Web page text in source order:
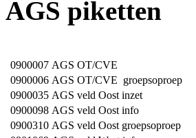
AGS piketten
0900007 AGS OT/CVE
0900006 AGS OT/CVE groepsoproep
0900035 AGS veld Oost inzet
0900098 AGS veld Oost info
0900310 AGS veld Oost groepsoproep